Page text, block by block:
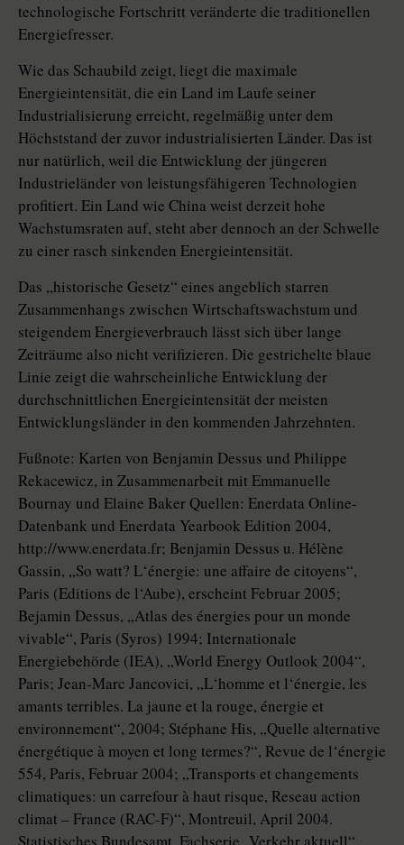
technologische Fortschritt veränderte die traditionellen
Energiefresser.
Wie das Schaubild zeigt, liegt die maximale
Energieintensität, die ein Land im Laufe seiner
Industrialisierung erreicht, regelmäßig unter dem
Höchststand der zuvor industrialisierten Länder. Das ist
nur natürlich, weil die Entwicklung der jüngeren
Industrieländer von leistungsfähigeren Technologien
profitiert. Ein Land wie China weist derzeit hohe
Wachstumsraten auf, steht aber dennoch an der Schwelle
zu einer rasch sinkenden Energieintensität.
Das „historische Gesetz“ eines angeblich starren
Zusammenhangs zwischen Wirtschaftswachstum und
steigendem Energieverbrauch lässt sich über lange
Zeiträume also nicht verifizieren. Die gestrichelte blaue
Linie zeigt die wahrscheinliche Entwicklung der
durchschnittlichen Energieintensität der meisten
Entwicklungsländer in den kommenden Jahrzehnten.
Fußnote: Karten von Benjamin Dessus und Philippe
Rekacewicz, in Zusammenarbeit mit Emmanuelle
Bournay und Elaine Baker Quellen: Enerdata Online-
Datenbank und Enerdata Yearbook Edition 2004,
http://www.enerdata.fr; Benjamin Dessus u. Hélène
Gassin, „So watt? L‘énergie: une affaire de citoyens“,
Paris (Editions de l‘Aube), erscheint Februar 2005;
Bejamin Dessus, „Atlas des énergies pour un monde
vivable“, Paris (Syros) 1994; Internationale
Energiebehörde (IEA), „World Energy Outlook 2004“,
Paris; Jean-Marc Jancovici, „L‘homme et l‘énergie, les
amants terribles. La jaune et la rouge, énergie et
environnement“, 2004; Stéphane His, „Quelle alternative
énergétique à moyen et long termes?“, Revue de l‘énergie
554, Paris, Februar 2004; „Transports et changements
climatiques: un carrefour à haut risque, Reseau action
climat – France (RAC-F)“, Montreuil, April 2004.